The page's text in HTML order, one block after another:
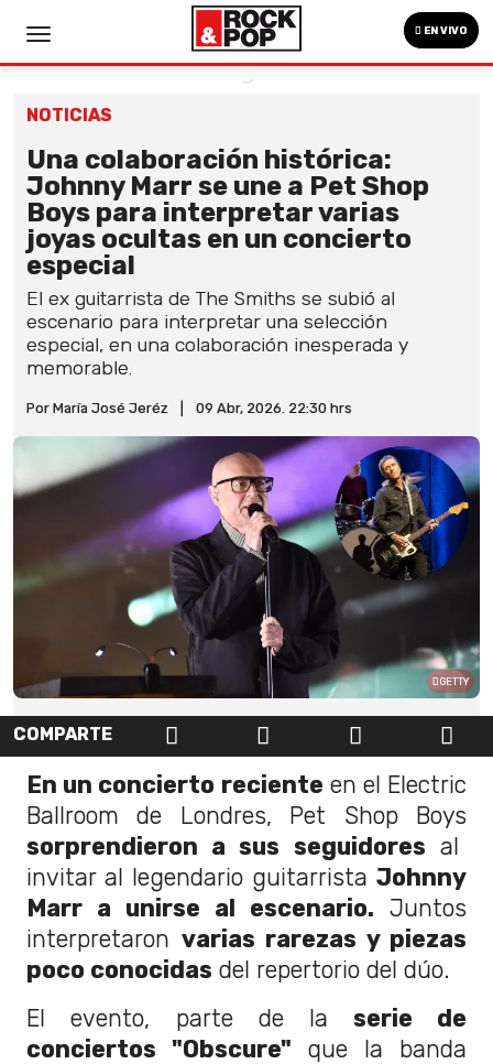
EN VIVO
NOTICIAS
Una colaboración histórica:
Johnny Marr se une a Pet Shop
Boys para interpretar varias
joyas ocultas en un concierto
especial
El ex guitarrista de The Smiths se subió al
escenario para interpretar una selección
especial, en una colaboración inesperada y
memorable.
Por María José Jeréz 09 Abr, 2026. 22:30 hrs
GETTY
COMPARTE
En un concierto reciente en el Electric
Ballroom de Londres, Pet Shop Boys
sorprendieron a sus seguidores al
invitar al legendario guitarrista Johnny
Marr a unirse al escenario. Juntos
interpretaron varias rarezas y piezas
poco conocidas del repertorio del dúo.
El evento, parte de la serie de
conciertos "Obscure" que la banda